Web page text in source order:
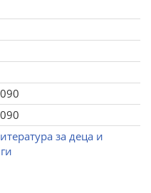
за деца и